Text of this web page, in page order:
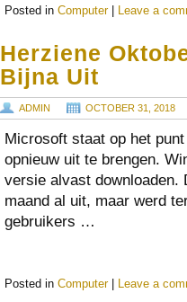
Posted in Computer Leave a
Herziene
Bijna Uit
ADMIN OCTOBER 31, 2018
Microsoft staat op het
opnieuw uit te brengen.
versie alvast downloaden.
maand al uit, maar werd
gebruikers …
Posted in Computer Leave a